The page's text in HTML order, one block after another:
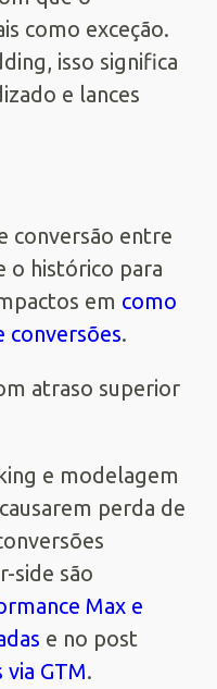
como exceção.
isso significa
e lances
conversão entre
o histórico para
em como
conversões.
atraso superior
e modelagem
perda de
side são
Max e
e no post
via GTM.